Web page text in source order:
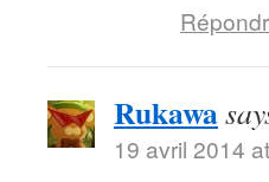
Rukawa
19 avril 2014